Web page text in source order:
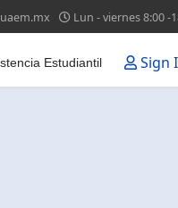
Lun - viernes 8:00 -
Estudiantil Sign